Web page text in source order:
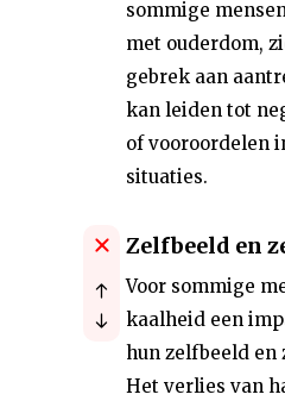
sommige
met ouderdom,
gebrek aan
kan leiden tot
of vooroordelen
situaties.
Zelfbeeld en
Voor sommige
kaalheid een
hun zelfbeeld en
Het verlies van